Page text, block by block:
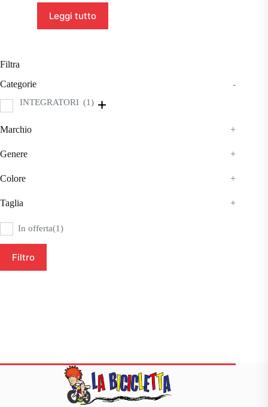
Leggi tutto
Filtra
Categorie
-
INTEGRATORI (1)
Marchio +
Genere +
Colore +
Taglia +
In offerta(1)
Filtro